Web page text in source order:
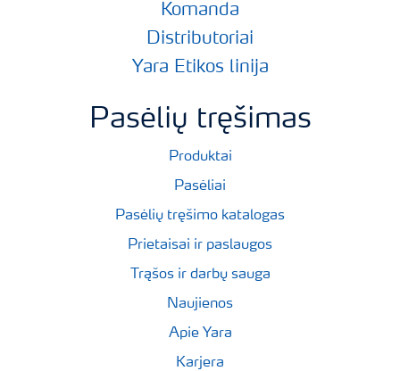
Komanda
Distributoriai
Yara Etikos linija
Pasėlių tręšimas
Produktai
Pasėliai
Pasėlių tręšimo katalogas
Prietaisai ir paslaugos
Trąšos ir darbų sauga
Naujienos
Apie Yara
Karjera